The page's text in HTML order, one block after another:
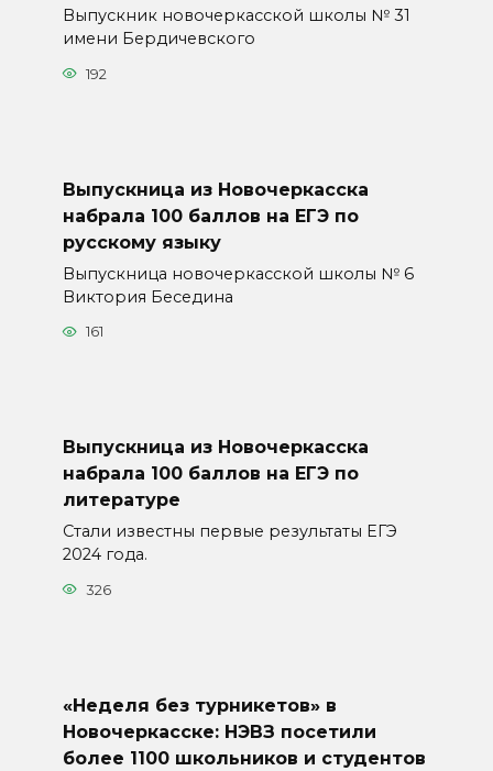
Выпускник новочеркасской школы № 31
имени Бердичевского
192
Выпускница из Новочеркасска
набрала 100 баллов на ЕГЭ по
русскому языку
Выпускница новочеркасской школы № 6
Виктория Беседина
161
Выпускница из Новочеркасска
набрала 100 баллов на ЕГЭ по
литературе
Стали известны первые результаты ЕГЭ
2024 года.
326
«Неделя без турникетов» в
Новочеркасске: НЭВЗ посетили
более 1100 школьников и студентов